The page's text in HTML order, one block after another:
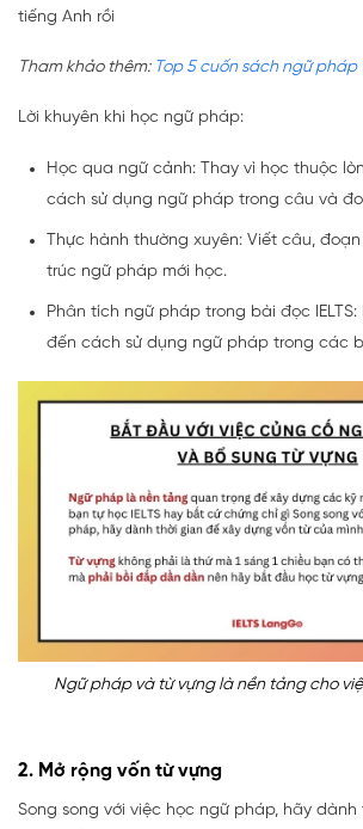
tiếng Anh rồi
Tham khảo thêm: Top 5 cuốn sách ngữ
Lời khuyên khi học ngữ pháp:
Học qua ngữ cảnh: Thay vì học thuộc
cách sử dụng ngữ pháp trong câu và
Thực hành thường xuyên: Viết câu,
trúc ngữ pháp mới học.
Phân tích ngữ pháp trong bài đọc
đến cách sử dụng ngữ pháp trong các
Ngữ pháp và từ vựng là nền tảng cho
2. Mở rộng vốn từ vựng
Song song với việc học ngữ pháp, hãy